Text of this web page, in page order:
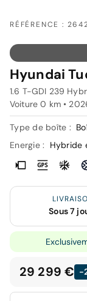
RÉFÉRENCE :
Hyundai
1.6 T-GDI 239
Voiture 0 km •
Type de boîte :
Energie :
Hybride
Sous 7
29 299 € -